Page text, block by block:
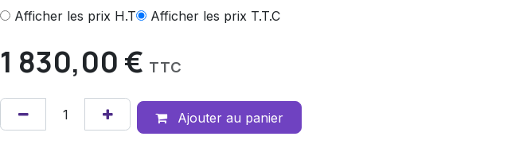
Afficher les prix H.T Afficher les prix T.T.C
1 830,00 € TTC
Ajouter au panier